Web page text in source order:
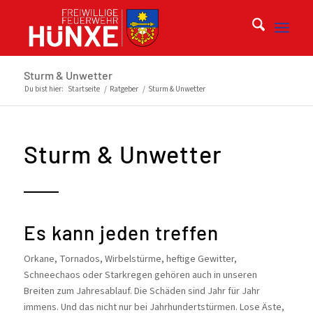
Sturm & Unwetter
Du bist hier: Startseite / Ratgeber / Sturm & Unwetter
Sturm & Unwetter
Es kann jeden treffen
Orkane, Tornados, Wirbelstürme, heftige Gewitter,
Schneechaos oder Starkregen gehören auch in unseren
Breiten zum Jahresablauf. Die Schäden sind Jahr für Jahr
immens. Und das nicht nur bei Jahrhundertstürmen. Lose Äste,